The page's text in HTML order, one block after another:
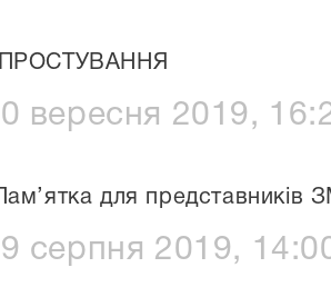
вересня 2019,
для представників
серпня 2019,